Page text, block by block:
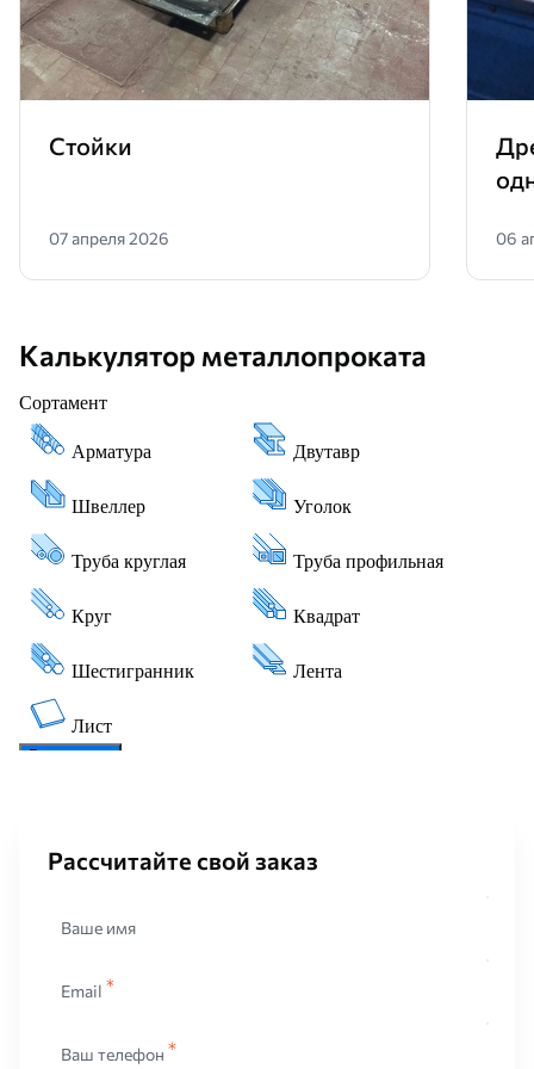
Стойки
07 апреля 2026 06
Калькулятор металлопроката
Рассчитайте свой заказ
Ваше имя
Email
Ваш телефон